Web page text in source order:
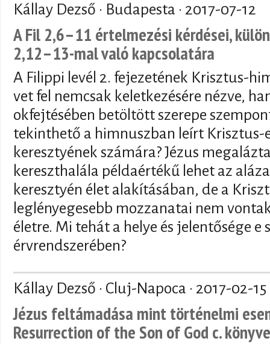
Kállay Dezső · Budapesta · 2017-07-12
A Fil 2,6–11 értelmezési kérdései,
2,12–13-mal való kapcsolatára
A Filippi levél 2. fejezetének Krisztus-
vet fel nemcsak keletkezésére nézve,
okfejtésében betöltött szerepe
tekinthető a himnuszban leírt Krisztus-
keresztyének számára? Jézus
kereszthalála példaértékű lehet az
keresztyén élet alakításában, de a
leglényegesebb mozzanatai nem
életre. Mi tehát a helye és jelentősége e
érvrendszerében?
Kállay Dezső · Cluj-Napoca · 2017-02-15
Jézus feltámadása mint történelmi
Resurrection of the Son of God c.